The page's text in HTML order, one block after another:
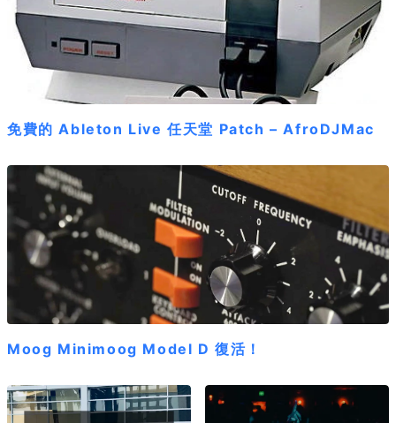
免費的 Ableton Live 任天堂 Patch – AfroDJMac
Moog Minimoog Model D 復活！